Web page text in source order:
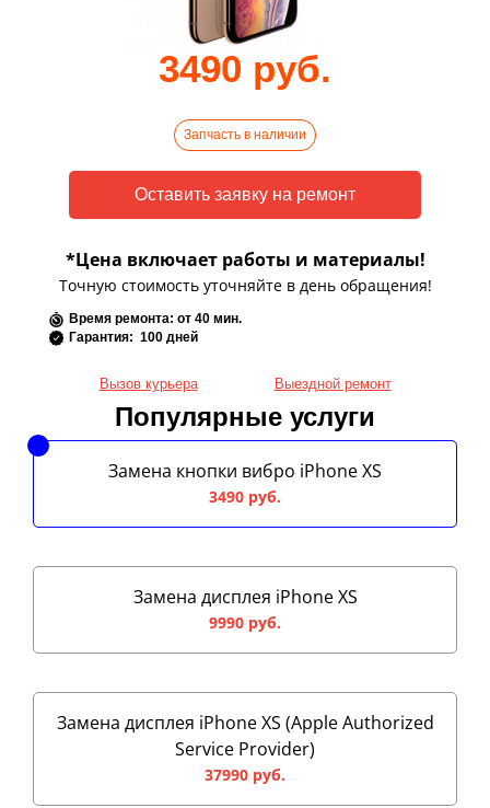
3490 руб.
Запчасть в наличии
*Цена включает работы и материалы!
Точную стоимость уточняйте в день обращения!
Время ремонта: от 40 мин.
Гарантия: 100 дней
Вызов курьера Выездной ремонт
Популярные услуги
Замена кнопки вибро iPhone XS
3490 руб.
Замена дисплея iPhone XS
9990 руб.
Замена дисплея iPhone XS (Apple Authorized
Service Provider)
37990 руб.